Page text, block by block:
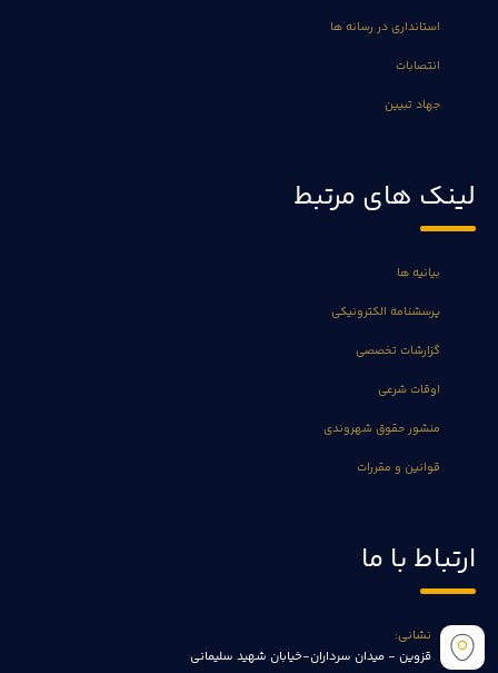
استانداری در رسانه ها
انتصابات
جهاد تبیین
لینک های مرتبط
بیانیه ها
پرسشنامه الکترونیکی
گزارشات تخصصی
اوقات شرعی
منشور حقوق شهروندی
قوانین و مقررات
ارتباط با ما
نشانی:
قزوین - میدان سرداران-خیابان شهید سلیمانی